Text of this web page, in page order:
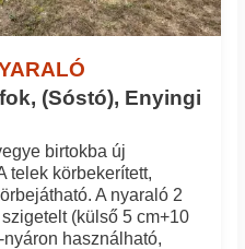
(Sóstó), Enyingi
birtokba új
telek körbekerített,
A nyaraló 2
(külső 5 cm+10
használható,